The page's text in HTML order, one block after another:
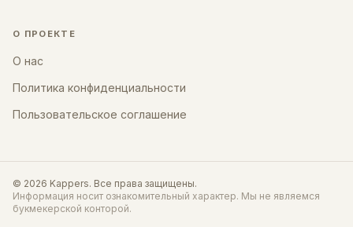
О ПРОЕКТЕ
О нас
Политика конфиденциальности
Пользовательское соглашение
© 2026 Kappers. Все права защищены.
Информация носит ознакомительный характер. Мы не являемся
букмекерской конторой.